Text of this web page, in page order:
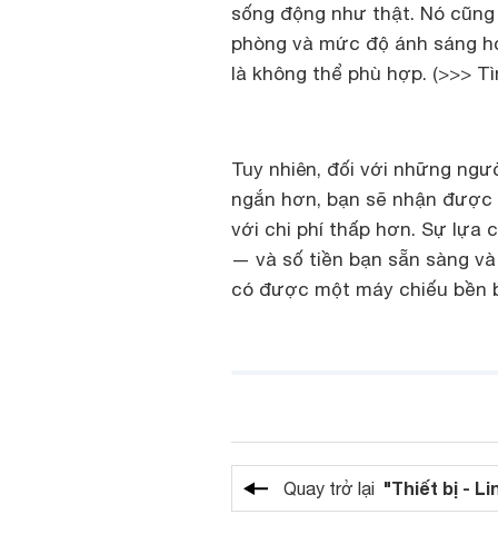
sống động như thật. Nó
phòng và mức độ ánh sáng
là không thể phù hợp. (>>>
Tuy nhiên, đối với những
ngắn hơn, bạn sẽ nhận
với chi phí thấp hơn. Sự lựa
— và số tiền bạn sẵn sàng
có được một máy chiếu bền
Quay trở lại "Thiết bị -